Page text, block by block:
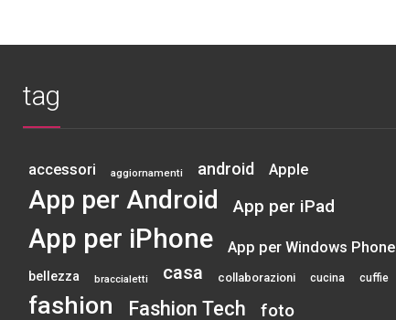
tag
accessori aggiornamenti android Apple
App per Android App per iPad
App per iPhone App per Windows Phone
bellezza braccialetti casa collaborazioni cucina cuffie
fashion Fashion Tech foto